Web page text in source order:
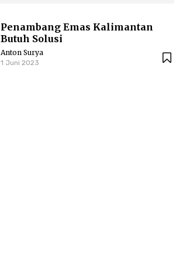
Penambang Emas Kalimantan
Butuh Solusi
Anton Surya
1 Juni 2023